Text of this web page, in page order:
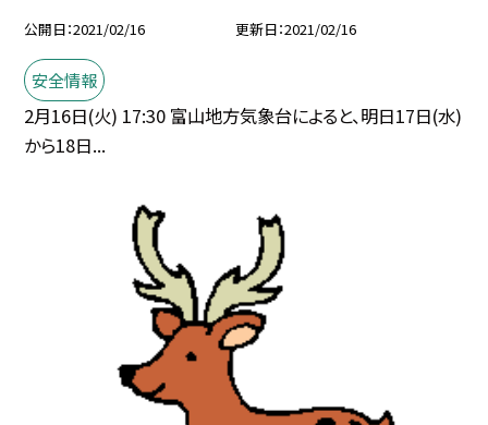
公開日 2021/02/16 更新日 2021/02/16
安全情報
2月16日(火) 17:30 富山地方気象台によると、明日17日(水)
から18日...